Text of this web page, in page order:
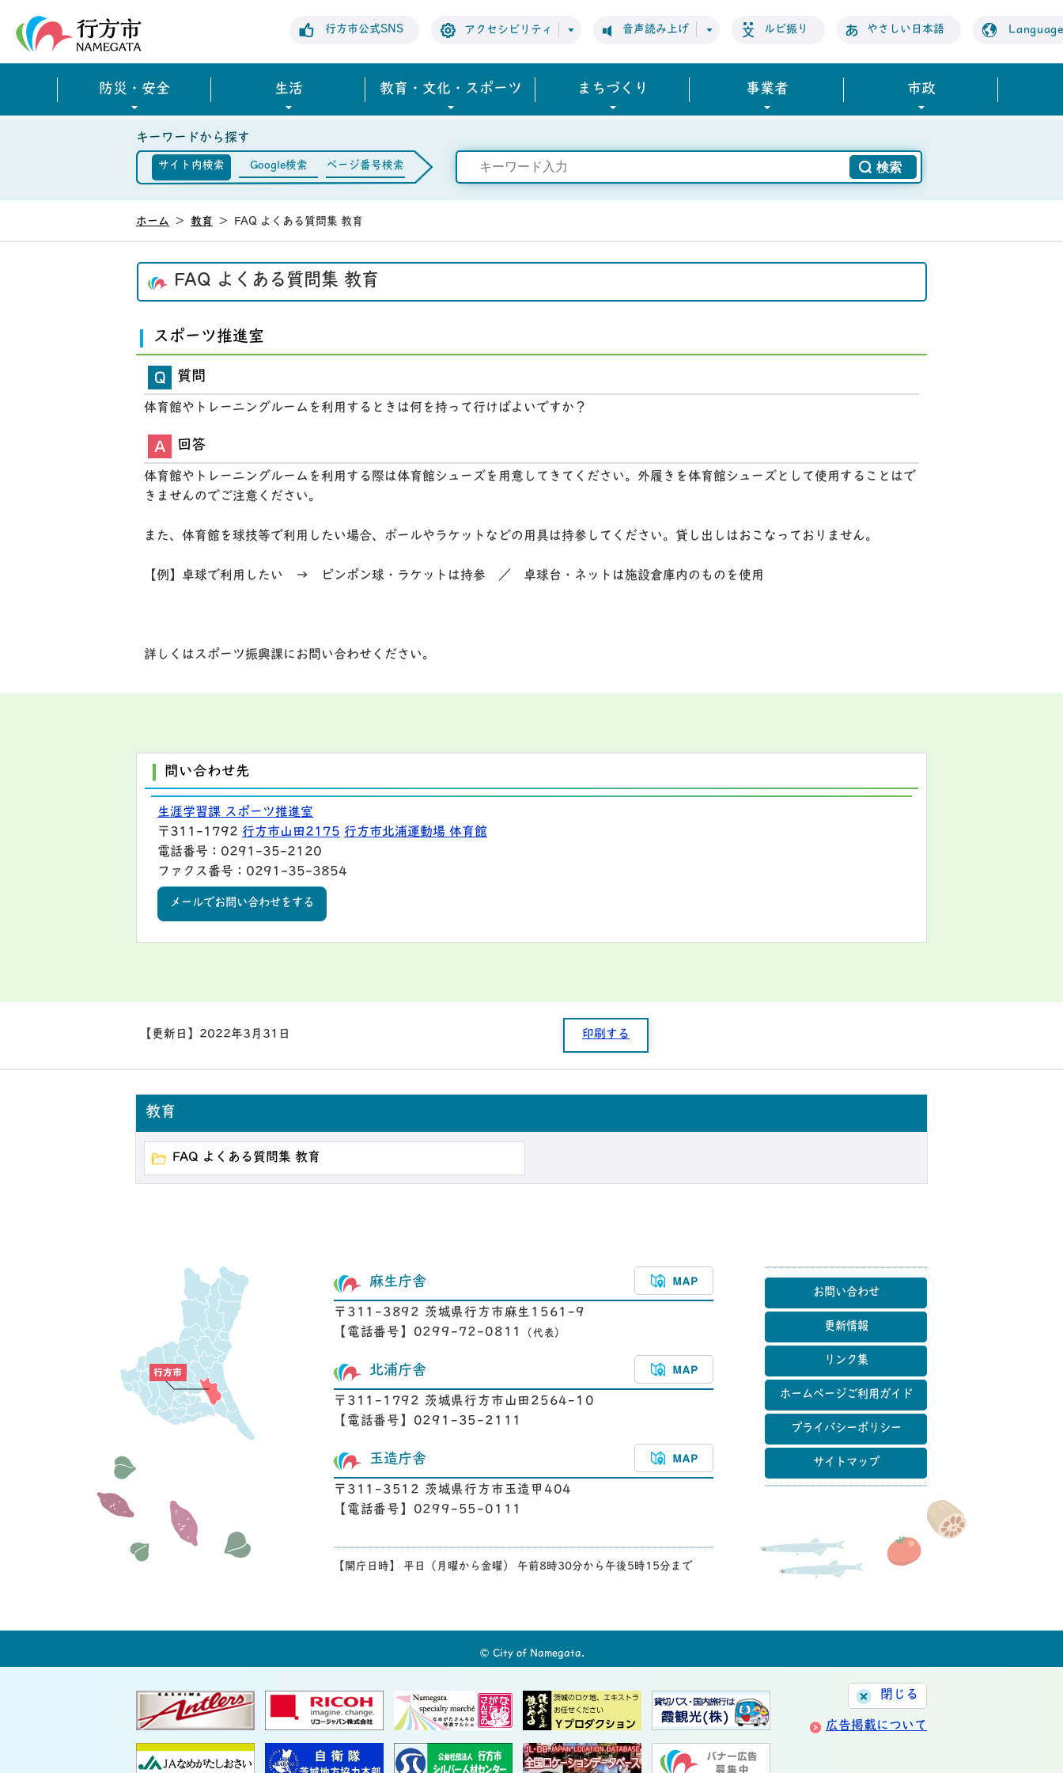
行方市公式SNS アクセシビリティ 音声読み上げ ルビ振り やさしい日本語 Language
防災・安全 生活 教育・文化・スポーツ まちづくり 事業者 市政
キーワードから探す
サイト内検索 Google検索 ページ番号検索
ホーム > 教育 > FAQ よくある質問集 教育
FAQ よくある質問集 教育
スポーツ推進室
質問
体育館やトレーニングルームを利用するときは何を持って行けばよいですか？
回答
体育館やトレーニングルームを利用する際は体育館シューズを用意してきてください。外履きを体育館シューズとして使用することはで
きませんのでご注意ください。
また、体育館を球技等で利用したい場合、ボールやラケットなどの用具は持参してください。貸し出しはおこなっておりません。
【例】卓球で利用したい → ピンポン球・ラケットは持参 ／ 卓球台・ネットは施設倉庫内のものを使用
詳しくはスポーツ振興課にお問い合わせください。
問い合わせ先
生涯学習課 スポーツ推進室
〒311-1792 行方市山田2175 行方市北浦運動場 体育館
電話番号：0291-35-2120
ファクス番号：0291-35-3854
メールでお問い合わせをする
【更新日】 2022年3月31日 印刷する
教育
FAQ よくある質問集 教育
麻生庁舎
〒311-3892 茨城県行方市麻生1561-9
【電話番号】0299-72-0811
（代表）
マップ
北浦庁舎
〒311-1792 茨城県行方市山田2564-10
【電話番号】0291-35-2111
玉造庁舎
〒311-3512 茨城県行方市玉造甲404
【電話番号】0299-55-0111
【開庁日時】 平日（月曜から金曜） 午前8時30分から午後5時15分まで
お問い合わせ
更新情報
リンク集
ホームページご利用ガイド
プライバシーポリシー
サイトマップ
© City of Namegata.
閉じる
広告掲載について